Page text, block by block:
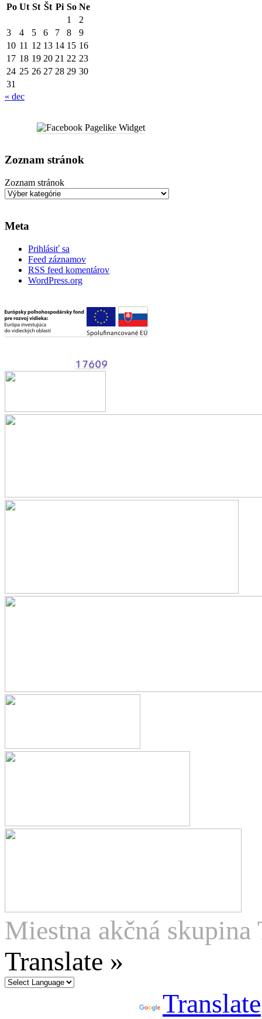
Po Ut St Št Pi So Ne
1
2
3
4 5 6 7 8
9
10 11 12 13 14 15 16
17 18 19 20 21 22 23
24 25 26 27 28 29 30
31
« dec
Zoznam stránok
Zoznam stránok
Meta
Prihlásiť sa
Feed záznamov
RSS feed komentárov
WordPress.org
Miestna akčná skupina
Translate »
Translate